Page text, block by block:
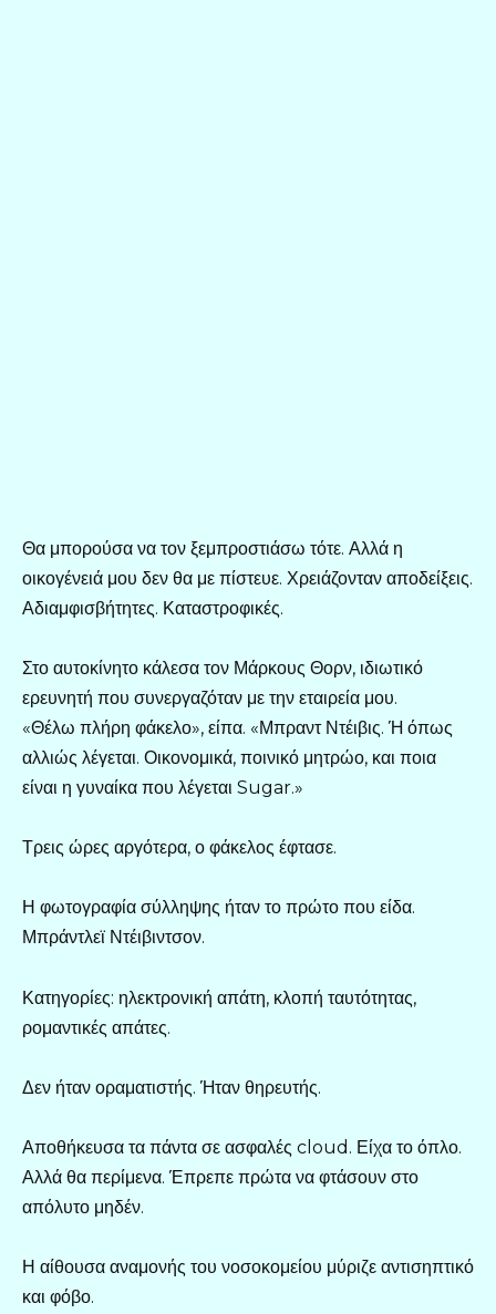
Θα μπορούσα να τον ξεμπροστιάσω τότε. Αλλά η
οικογένειά μου δεν θα με πίστευε. Χρειάζονταν αποδείξεις.
Αδιαμφισβήτητες. Καταστροφικές.
Στο αυτοκίνητο κάλεσα τον Μάρκους Θορν, ιδιωτικό
ερευνητή που συνεργαζόταν με την εταιρεία μου.
«Θέλω πλήρη φάκελο», είπα. «Μπραντ Ντέιβις. Ή όπως
αλλιώς λέγεται. Οικονομικά, ποινικό μητρώο, και ποια
είναι η γυναίκα που λέγεται Sugar.»
Τρεις ώρες αργότερα, ο φάκελος έφτασε.
Η φωτογραφία σύλληψης ήταν το πρώτο που είδα.
Μπράντλεϊ Ντέιβιντσον.
Κατηγορίες: ηλεκτρονική απάτη, κλοπή ταυτότητας,
ρομαντικές απάτες.
Δεν ήταν οραματιστής. Ήταν θηρευτής.
Αποθήκευσα τα πάντα σε ασφαλές cloud. Είχα το όπλο.
Αλλά θα περίμενα. Έπρεπε πρώτα να φτάσουν στο
απόλυτο μηδέν.
Η αίθουσα αναμονής του νοσοκομείου μύριζε αντισηπτικό
και φόβο.